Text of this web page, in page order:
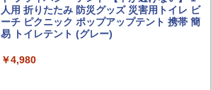
力的な町 2026～2027 地球の歩き方D アジア
人用 折りたたみ 防災グッズ 災害用トイレ ビ
ーチ ピクニック ポップアップテント 携帯 簡
易 トイレテント (グレー)
￥4,980